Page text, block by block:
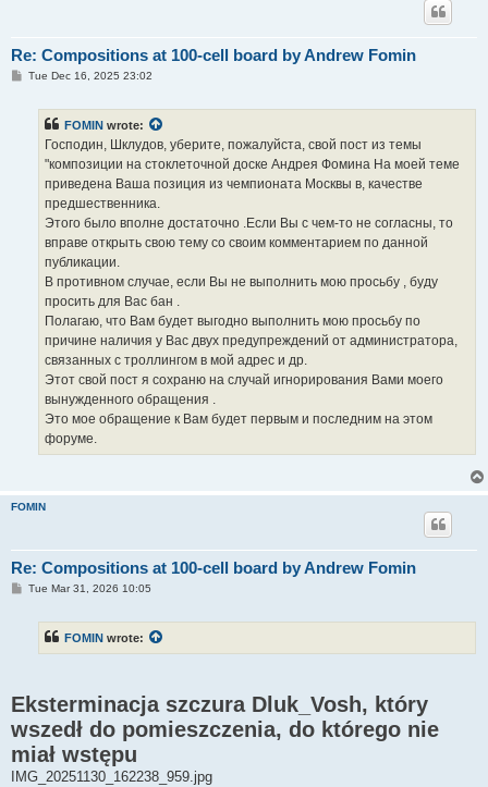
Re: Compositions at 100-cell board by Andrew Fomin
PTue Dec 16, 2025 23:02
FOMIN wrote:
Господин, Шклудов, уберите, пожалуйста, свой пост из темы
"композиции на стоклеточной доске Андрея Фомина На моей теме
приведена Ваша позиция из чемпионата Москвы в, качестве
предшественника.
Этого было вполне достаточно .Если Вы с чем-то не согласны, то
вправе открыть свою тему со своим комментарием по данной
публикации.
В противном случае, если Вы не выполнить мою просьбу , буду
просить для Вас бан .
Полагаю, что Вам будет выгодно выполнить мою просьбу по
причине наличия у Вас двух предупреждений от администратора,
связанных с троллингом в мой адрес и др.
Этот свой пост я сохраню на случай игнорирования Вами моего
вынужденного обращения .
Это мое обращение к Вам будет первым и последним на этом
форуме.
FOMIN
Re: Compositions at 100-cell board by Andrew Fomin
PTue Mar 31, 2026 10:05
FOMIN wrote:
Eksterminacja szczura Dluk_Vosh, który
wszedł do pomieszczenia, do którego nie
miał wstępu
IMG_20251130_162238_959.jpg